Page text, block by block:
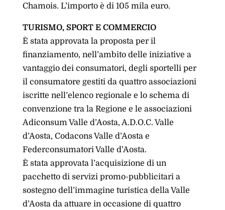
Chamois. L’importo è di 105 mila euro.
TURISMO, SPORT E COMMERCIO
È stata approvata la proposta per il
finanziamento, nell’ambito delle iniziative a
vantaggio dei consumatori, degli sportelli per
il consumatore gestiti da quattro associazioni
iscritte nell’elenco regionale e lo schema di
convenzione tra la Regione e le associazioni
Adiconsum Valle d’Aosta, A.D.O.C. Valle
d’Aosta, Codacons Valle d’Aosta e
Federconsumatori Valle d’Aosta.
È stata approvata l’acquisizione di un
pacchetto di servizi promo-pubblicitari a
sostegno dell’immagine turistica della Valle
d’Aosta da attuare in occasione di quattro